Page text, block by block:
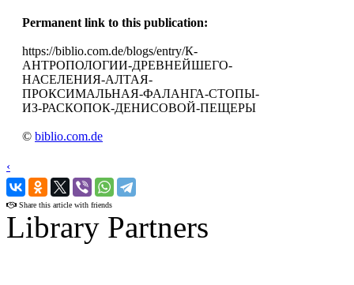
Permanent link to this publication:
https://biblio.com.de/blogs/entry/К-
АНТРОПОЛОГИИ-ДРЕВНЕЙШЕГО-
НАСЕЛЕНИЯ-АЛТАЯ-
ПРОКСИМАЛЬНАЯ-ФАЛАНГА-СТОПЫ-
ИЗ-РАСКОПОК-ДЕНИСОВОЙ-ПЕЩЕРЫ
© biblio.com.de
‹
›
Share this article with friends
Library Partners